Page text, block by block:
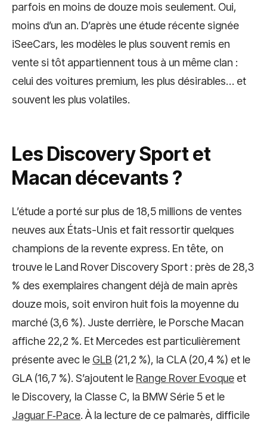
parfois en moins de douze mois seulement. Oui,
moins d’un an. D’après une étude récente signée
iSeeCars, les modèles le plus souvent remis en
vente si tôt appartiennent tous à un même clan :
celui des voitures premium, les plus désirables… et
souvent les plus volatiles.
Les Discovery Sport et
Macan décevants ?
L’étude a porté sur plus de 18,5 millions de ventes
neuves aux États-Unis et fait ressortir quelques
champions de la revente express. En tête, on
trouve le Land Rover Discovery Sport : près de 28,3
% des exemplaires changent déjà de main après
douze mois, soit environ huit fois la moyenne du
marché (3,6 %). Juste derrière, le Porsche Macan
affiche 22,2 %. Et Mercedes est particulièrement
présente avec le GLB (21,2 %), la CLA (20,4 %) et le
GLA (16,7 %). S’ajoutent le Range Rover Evoque et
le Discovery, la Classe C, la BMW Série 5 et le
Jaguar F‑Pace. À la lecture de ce palmarès, difficile